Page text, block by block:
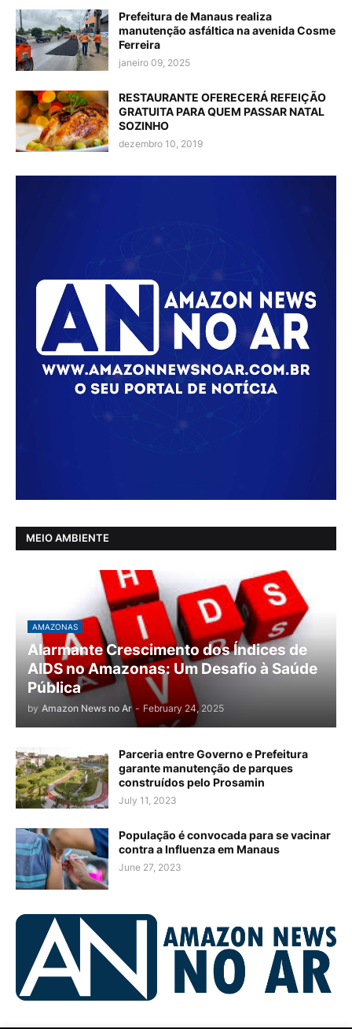
Prefeitura de Manaus realiza
manutenção asfáltica na avenida Cosme
Ferreira
janeiro 09, 2025
RESTAURANTE OFERECERÁ REFEIÇÃO
GRATUITA PARA QUEM PASSAR NATAL
SOZINHO
dezembro 10, 2019
MEIO AMBIENTE
AMAZONAS
Alarmante Crescimento dos Índices de
AIDS no Amazonas: Um Desafio à Saúde
Pública
by Amazon News no Ar - February 24, 2025
Parceria entre Governo e Prefeitura
garante manutenção de parques
construídos pelo Prosamin
July 11, 2023
População é convocada para se vacinar
contra a Influenza em Manaus
June 27, 2023